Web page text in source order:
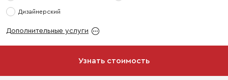
Дизайнерский
Дополнительные услуги
Узнать стоимость